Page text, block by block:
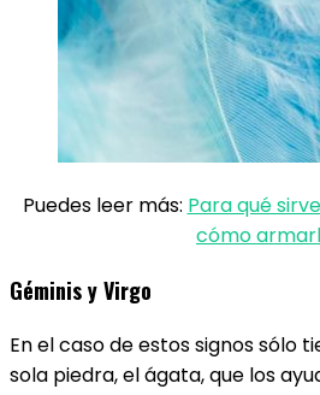
Puedes leer más: Para qué
cómo
Géminis y Virgo
En el caso de estos signos sólo
sola piedra, el ágata, que los